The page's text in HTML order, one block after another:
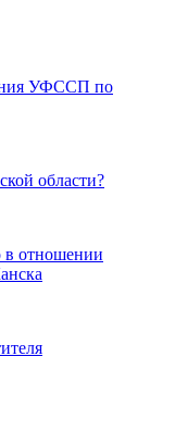
УФССП по
области?
в отношении